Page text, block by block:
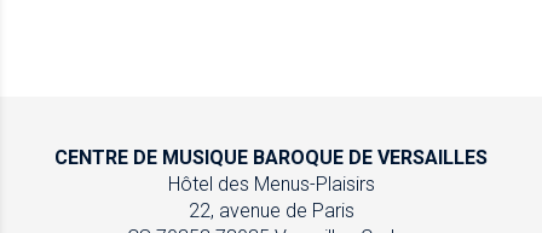
CENTRE DE MUSIQUE BAROQUE DE VERSAILLES
Hôtel des Menus-Plaisirs
22, avenue de Paris